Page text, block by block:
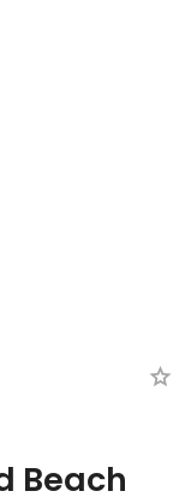
Beach